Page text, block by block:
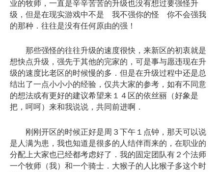
业的牧师，一直是辛辛苦苦的升级也没有想过要强怪升
级，但是在现实游戏中不是 我不强你的怪 你不会强我
的那种．往往是没有任何原由的强！
那些强怪的往往升级的速度很快，来新区的初衷就是
想快点升级，强先于其他的完家的，可是事与愿违现在升
级的速度比老区的时候慢的多．但是在升级过程中还是总
结出了一点小小小的经验，仅共大家的参考，如有不同意
的想法或有更好的建议希望来１４区的依丝丽（好象是
把，呵呵）来和我说说，共同前进啊．
刚刚开区的时候正好是周３下午１点钟，那天可以说
是人满为患，我也知道是很多的人结伴而来的，在职业的
分配上大家也已经都考虑好了．我的固定团队有２个法师
一个牧师（我）和一个骑士．大猴子的人比猴子多这个时